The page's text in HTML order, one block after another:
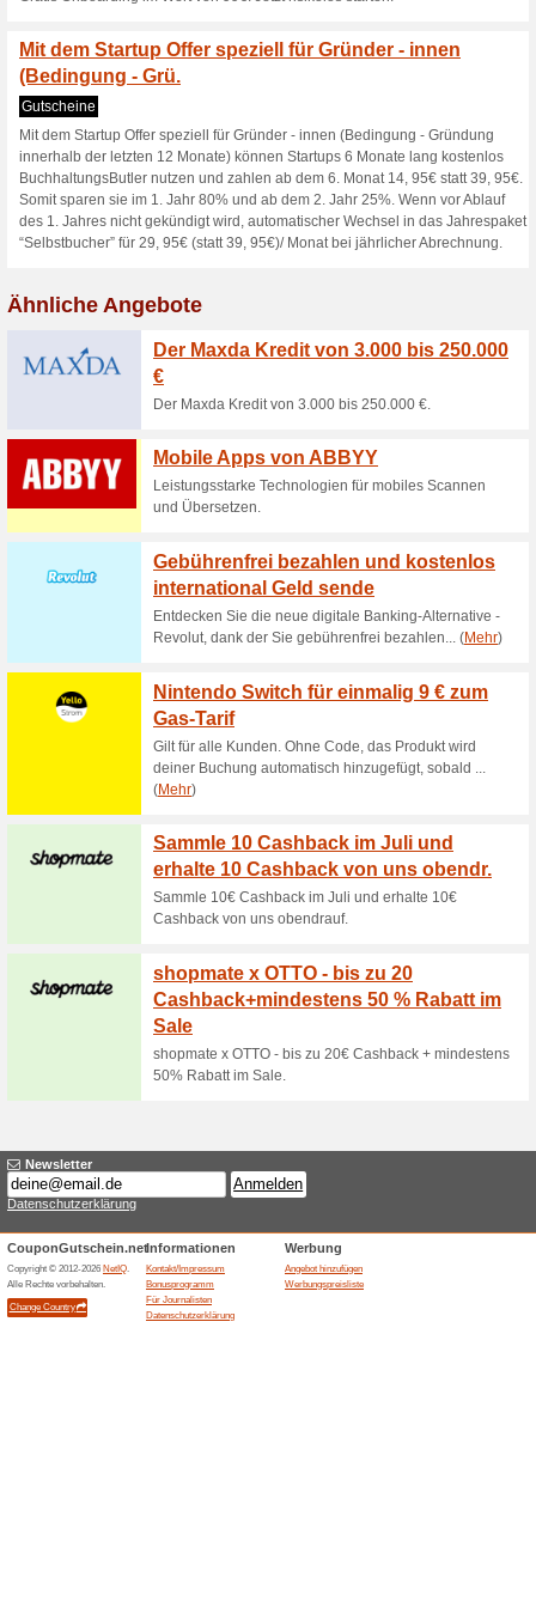
Aktuelle Angebote
Mit dem Startup
0% funktioniert Gutscheine
innerhalb der letzten 12
BuchhaltungsButler nutzen
Somit sparen sie im 1. Jahr
des 1. Jahres nicht
“Selbstbucher” für 29, 95€
Mit dem exklusiven
sich die schnell.
100% funktioniert
Mit dem exklusiven
Buchhaltungssoftware 3
95€/Monat).
Automatisierte &